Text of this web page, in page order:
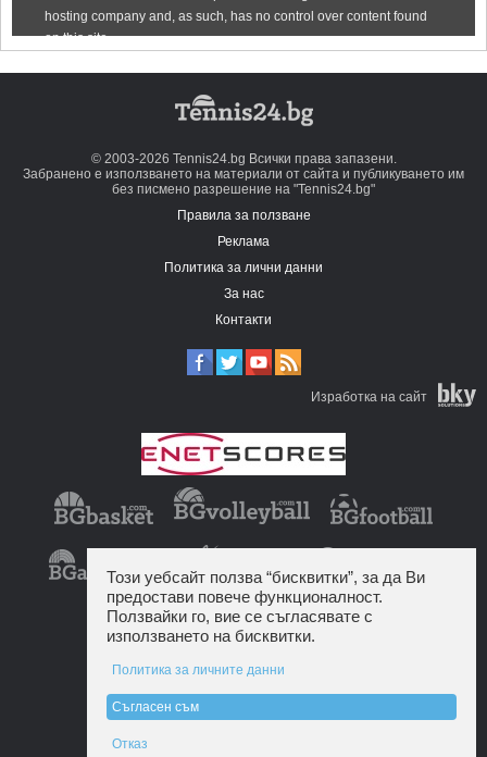
© 2003-2026 Tennis24.bg Всички права запазени.
Забранено е използването на материали от сайта и публикуването им
без писмено разрешение на "Tennis24.bg"
Правила за ползване
Реклама
Политика за лични данни
За нас
Контакти
Изработка на сайт
Този уебсайт ползва “бисквитки”, за да Ви
предостави повече функционалност.
Ползвайки го, вие се съгласявате с
използването на бисквитки.
Политика за личните данни
Съгласен съм
Отказ